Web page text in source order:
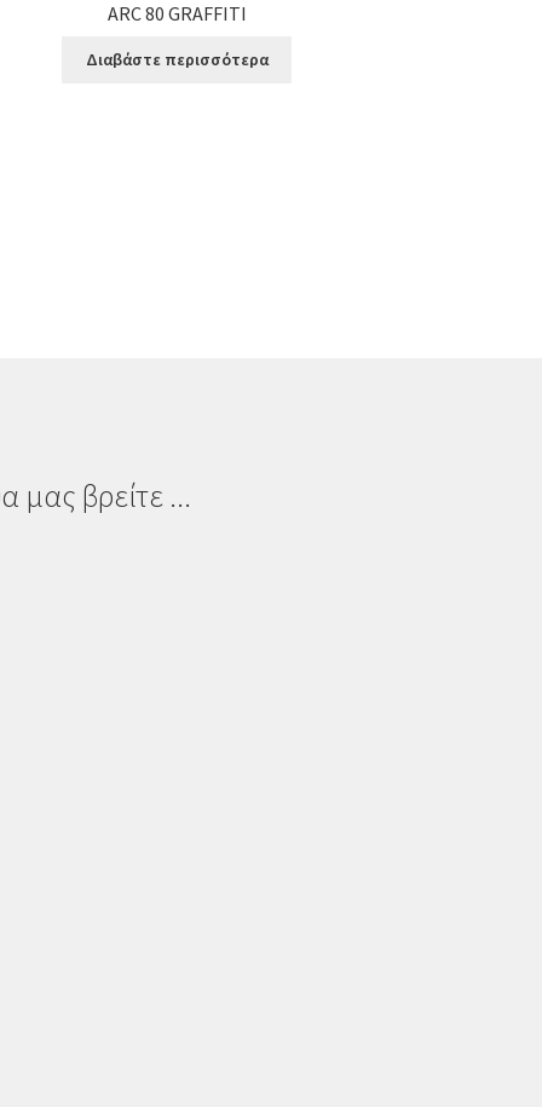
ARC 80 GRAFFITI
Διαβάστε περισσότερα
μας βρείτε ...